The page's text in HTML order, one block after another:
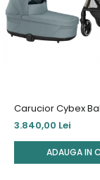
Carucior Cybex
in 1 Taupe/Sky Blue
3.840,00 Lei
ADAUGA IN